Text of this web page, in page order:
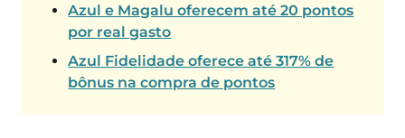
Azul e Magalu oferecem até 20 pontos
por real gasto
Azul Fidelidade oferece até 317% de
bônus na compra de pontos